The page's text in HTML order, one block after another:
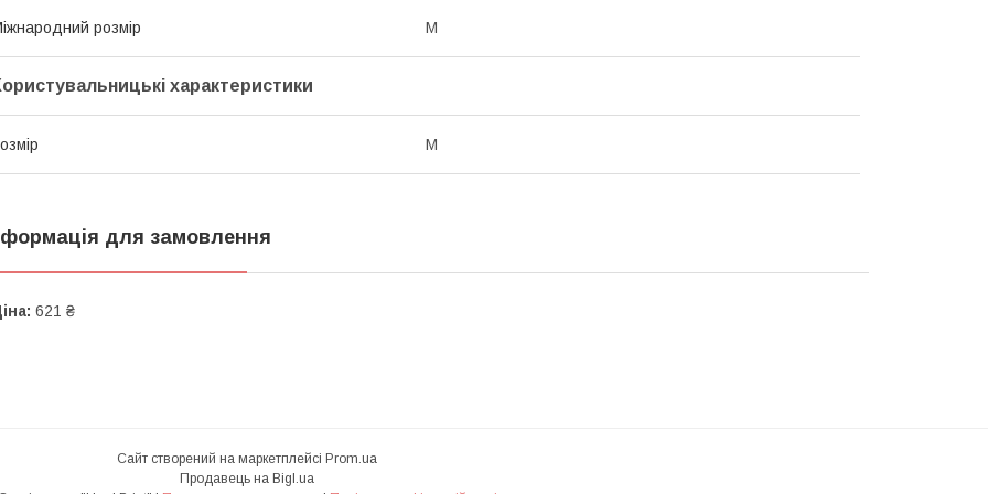
розмір M
характеристики
M
для замовлення
621 ₴
Сайт створений на маркетплейсі Prom.ua
Продавець на Bigl.ua